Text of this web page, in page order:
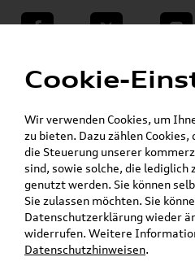
teilen Twitter
VW Shop - VW
Audi Produkte » Audi
Sport & Design »
»
Original Audi Ringe in
Sportback (F5)
Original Audi
Cookie-
Wir verwenden Cookies, um
zu bieten. Dazu zählen
die Steuerung unserer
sind, sowie solche, die
genutzt werden. Sie können
Sie zulassen möchten. Sie
Datenschutzerklärung wieder
widerrufen. Weitere
Datenschutzhinweisen.